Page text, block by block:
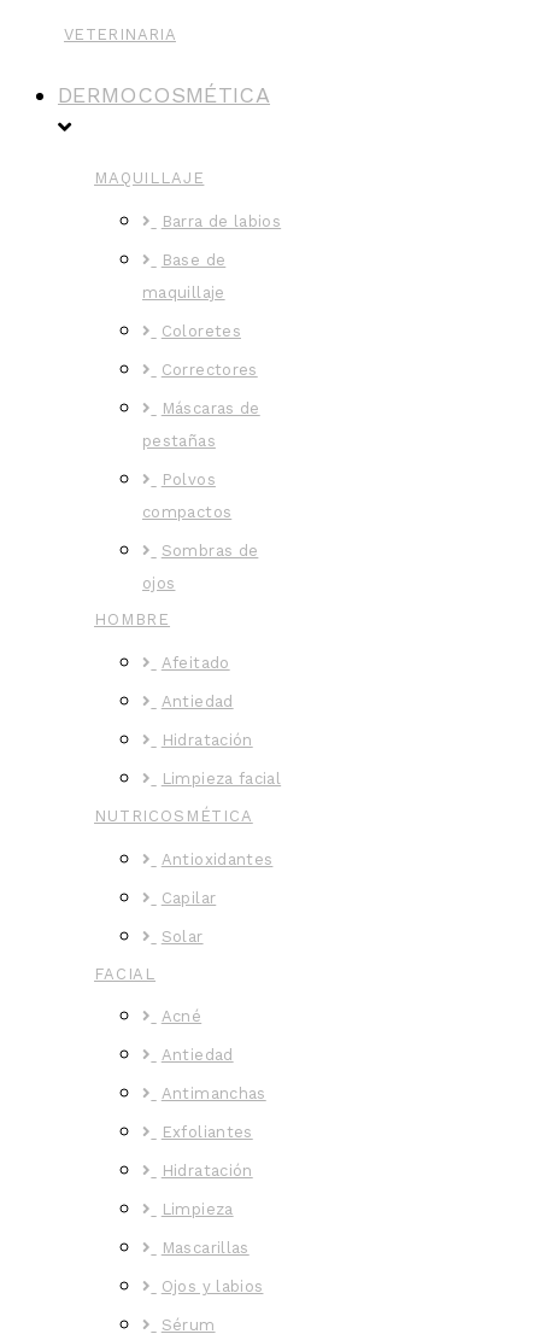
VETERINARIA
DERMOCOSMÉTICA
MAQUILLAJE
Barra de labios
Base de
maquillaje
Coloretes
Correctores
Máscaras de
pestañas
Polvos
compactos
Sombras de
ojos
HOMBRE
Afeitado
Antiedad
Hidratación
Limpieza facial
NUTRICOSMÉTICA
Antioxidantes
Capilar
Solar
FACIAL
Acné
Antiedad
Antimanchas
Exfoliantes
Hidratación
Limpieza
Mascarillas
Ojos y labios
Sérum